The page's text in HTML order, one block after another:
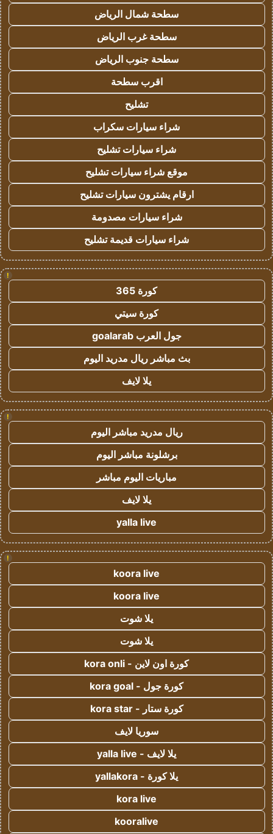
سطحة شمال الرياض
سطحة غرب الرياض
سطحة جنوب الرياض
اقرب سطحة
تشليح
شراء سيارات سكراب
شراء سيارات تشليح
موقع شراء سيارات تشليح
ارقام يشترون سيارات تشليح
شراء سيارات مصدومة
شراء سيارات قديمة تشليح
!
كورة 365
كورة سيتي
جول العرب goalarab
بث مباشر ريال مدريد اليوم
يلا لايف
!
ريال مدريد مباشر اليوم
برشلونة مباشر اليوم
مباريات اليوم مباشر
يلا لايف
yalla live
!
koora live
koora live
يلا شوت
يلا شوت
كورة اون لاين - kora onli
كورة جول - kora goal
كورة ستار - kora star
سوريا لايف
يلا لايف - yalla live
يلا كورة - yallakora
kora live
kooralive